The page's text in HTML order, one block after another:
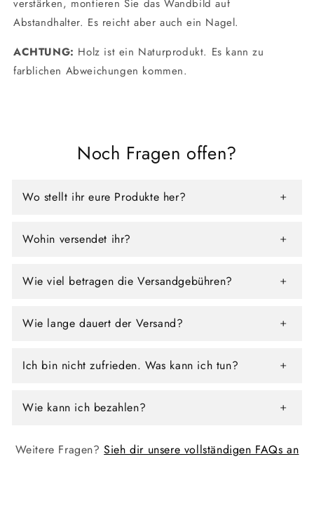
verstärken, montieren Sie das Wandbild auf
Abstandhalter. Es reicht aber auch ein Nagel.
ACHTUNG: Holz ist ein Naturprodukt. Es kann zu
farblichen Abweichungen kommen.
Noch Fragen offen?
Wo stellt ihr eure Produkte her?
Wohin versendet ihr?
Wie viel betragen die Versandgebühren?
Wie lange dauert der Versand?
Ich bin nicht zufrieden. Was kann ich tun?
Wie kann ich bezahlen?
Weitere Fragen?Sieh dir unsere vollständigen FAQs an